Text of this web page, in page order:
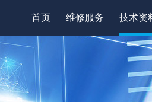
首页 维修服务 技术资